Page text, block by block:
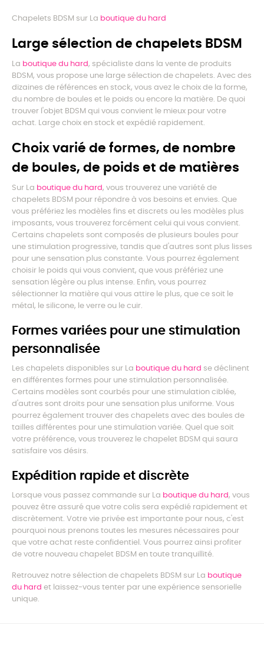
Chapelets BDSM sur La boutique du hard
Large sélection de chapelets BDSM
La boutique du hard, spécialiste dans la vente de produits
BDSM, vous propose une large sélection de chapelets. Avec des
dizaines de références en stock, vous avez le choix de la forme,
du nombre de boules et le poids ou encore la matière. De quoi
trouver l'objet BDSM qui vous convient le mieux pour votre
achat. Large choix en stock et expédié rapidement.
Choix varié de formes, de nombre
de boules, de poids et de matières
Sur La boutique du hard, vous trouverez une variété de
chapelets BDSM pour répondre à vos besoins et envies. Que
vous préfériez les modèles fins et discrets ou les modèles plus
imposants, vous trouverez forcément celui qui vous convient.
Certains chapelets sont composés de plusieurs boules pour
une stimulation progressive, tandis que d'autres sont plus lisses
pour une sensation plus constante. Vous pourrez également
choisir le poids qui vous convient, que vous préfériez une
sensation légère ou plus intense. Enfin, vous pourrez
sélectionner la matière qui vous attire le plus, que ce soit le
métal, le silicone, le verre ou le cuir.
Formes variées pour une stimulation
personnalisée
Les chapelets disponibles sur La boutique du hard se déclinent
en différentes formes pour une stimulation personnalisée.
Certains modèles sont courbés pour une stimulation ciblée,
d'autres sont droits pour une sensation plus uniforme. Vous
pourrez également trouver des chapelets avec des boules de
tailles différentes pour une stimulation variée. Quel que soit
votre préférence, vous trouverez le chapelet BDSM qui saura
satisfaire vos désirs.
Expédition rapide et discrète
Lorsque vous passez commande sur La boutique du hard, vous
pouvez être assuré que votre colis sera expédié rapidement et
discrètement. Votre vie privée est importante pour nous, c'est
pourquoi nous prenons toutes les mesures nécessaires pour
que votre achat reste confidentiel. Vous pourrez ainsi profiter
de votre nouveau chapelet BDSM en toute tranquillité.
Retrouvez notre sélection de chapelets BDSM sur La boutique
du hard et laissez-vous tenter par une expérience sensorielle
unique.